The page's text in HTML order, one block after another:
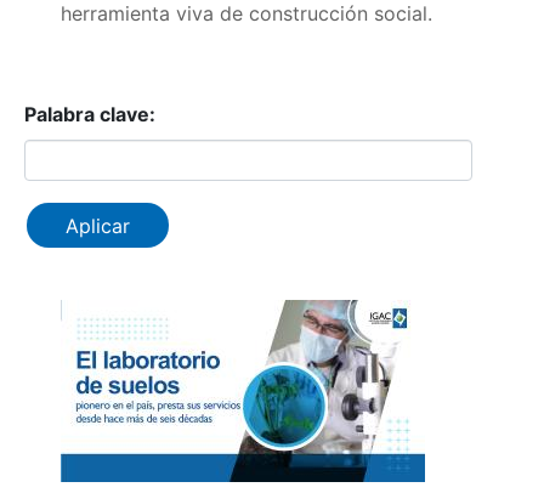
herramienta viva de construcción social.
Palabra clave: